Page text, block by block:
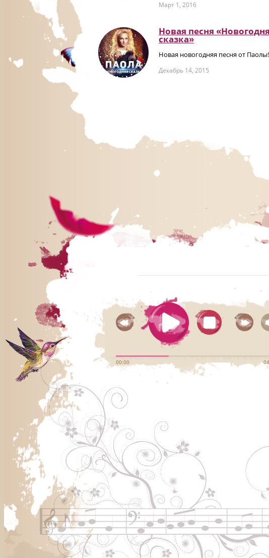
Март 1, 2016
Новая песня
сказка»
Новая новогодняя песня от Паолы!
Декабрь 14, 2015
00:00